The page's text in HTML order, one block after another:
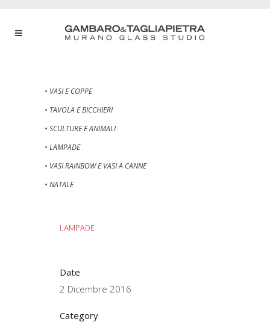
• VASI E COPPE
• TAVOLA E BICCHIERI
• SCULTURE E ANIMALI
• LAMPADE
• VASI RAINBOW E VASI A CANNE
• NATALE
LAMPADE
Date
2 Dicembre 2016
Category